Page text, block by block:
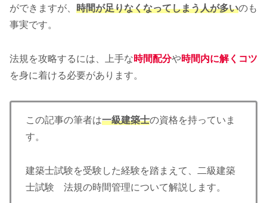
ができますが、 時間が足りなくなってしまう人が多いのも
事実です。
法規を攻略するには、上手な時間配分や時間内に解くコツ
を身に着ける必要があります。
この記事の筆者は一級建築士の資格を持っていま
す。
建築士試験を受験した経験を踏まえて、二級建築
士試験 法規の時間管理について解説します。